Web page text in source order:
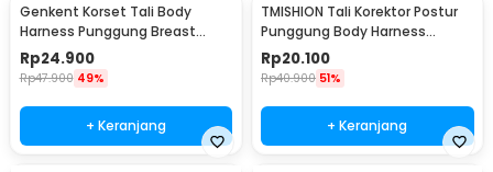
Genkent Korset Tali Body
Harness Punggung Breast
Support L - BBJ-16
Rp24.900
Rp47.900 49%
+ Keranjang
TMISHION Tali Korektor Postur
Punggung Body Harness
Posture Corrector - BBJ-16
Rp20.100
Rp40.900 51%
+ Keranjang